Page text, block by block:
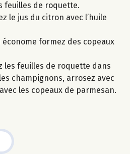
feuilles de roquette.
le jus du citron avec l’huile
économe formez des copeaux
les feuilles de roquette dans
champignons, arrosez avec
les copeaux de parmesan.